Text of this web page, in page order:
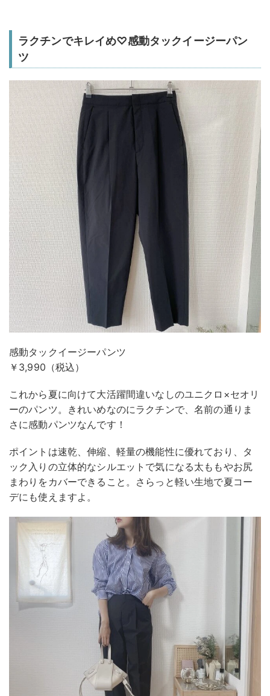
ラクチンでキレイめ♡感動タックイージーパン
ツ
感動タックイージーパンツ
￥3,990（税込）
これから夏に向けて大活躍間違いなしのユニクロ×セオリ
ーのパンツ。きれいめなのにラクチンで、名前の通りま
さに感動パンツなんです！
ポイントは速乾、伸縮、軽量の機能性に優れており、タ
ック入りの立体的なシルエットで気になる太ももやお尻
まわりをカバーできること。さらっと軽い生地で夏コー
デにも使えますよ。